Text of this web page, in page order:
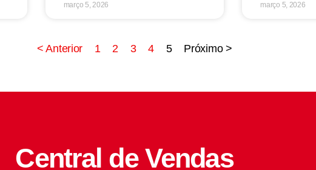
março 5, 2026 março 5, 2026
< Anterior 1 2 3 4 5 Próximo >
Central de Vendas